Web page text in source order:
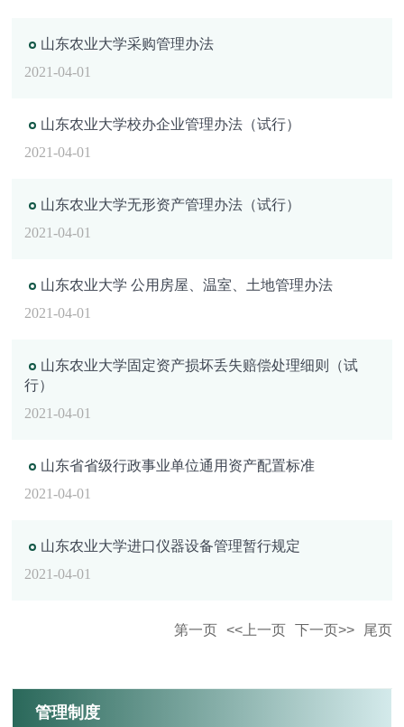
山东农业大学采购管理办法
2021-04-01
山东农业大学校办企业管理办法（试行）
2021-04-01
山东农业大学无形资产管理办法（试行）
2021-04-01
山东农业大学 公用房屋、温室、土地管理办法
2021-04-01
山东农业大学固定资产损坏丢失赔偿处理细则（试
行）
2021-04-01
山东省省级行政事业单位通用资产配置标准
2021-04-01
山东农业大学进口仪器设备管理暂行规定
2021-04-01
第一页 <<上一页 下一页>> 尾页
管理制度